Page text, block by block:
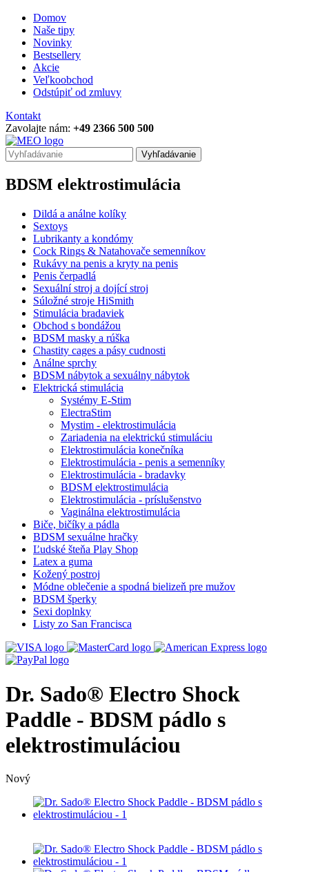
Domov
Naše tipy
Novinky
Bestsellery
Akcie
Veľkoobchod
Odstúpiť od zmluvy
Kontakt
Zavolajte nám: +49 2366 500 500
Vyhľadávanie
BDSM elektrostimulácia
Dildá a análne kolíky
Sextoys
Lubrikanty a kondómy
Cock Rings & Natahovače semenníkov
Rukávy na penis a kryty na penis
Penis čerpadlá
Sexuální stroj a dojící stroj
Súložné stroje HiSmith
Stimulácia bradaviek
Obchod s bondážou
BDSM masky a rúška
Chastity cages a pásy cudnosti
Análne sprchy
BDSM nábytok a sexuálny nábytok
Elektrická stimulácia
Systémy E-Stim
ElectraStim
Mystim - elektrostimulácia
Zariadenia na elektrickú stimuláciu
Elektrostimulácia konečníka
Elektrostimulácia - penis a semenníky
Elektrostimulácia - bradavky
BDSM elektrostimulácia
Elektrostimulácia - príslušenstvo
Vaginálna elektrostimulácia
Biče, bičíky a pádla
BDSM sexuálne hračky
Ľudské šteňa Play Shop
Latex a guma
Kožený postroj
Módne oblečenie a spodná bielizeň pre mužov
BDSM šperky
Sexi doplnky
Listy zo San Francisca
Dr. Sado® Electro Shock
Paddle - BDSM pádlo s
elektrostimuláciou
Nový